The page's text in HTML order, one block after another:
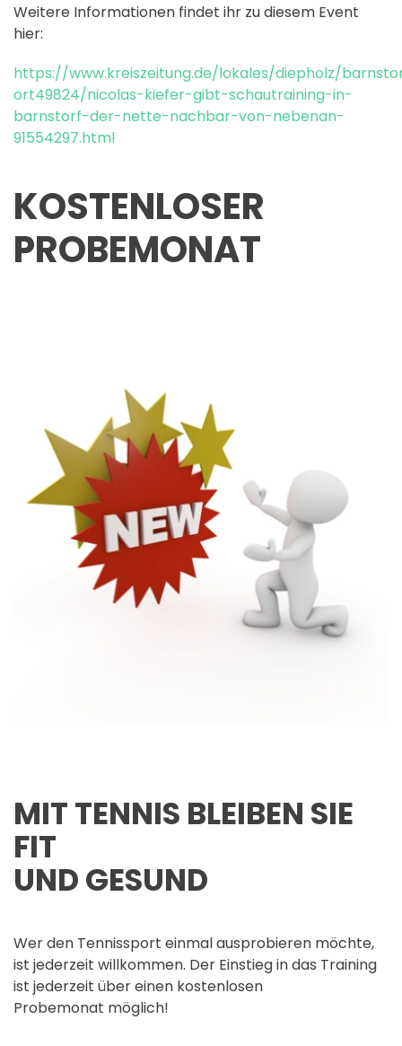
Weitere Informationen findet ihr zu diesem Event
hier:
https://www.kreiszeitung.de/lokales/diepholz/
ort49824/nicolas-kiefer-gibt-schautraining-in-
barnstorf-der-nette-nachbar-von-nebenan-
91554297.html
KOSTENLOSER
PROBEMONAT
MIT TENNIS BLEIBEN SIE
FIT
UND GESUND
Wer den Tennissport einmal ausprobieren möchte,
ist jederzeit willkommen. Der Einstieg in das Training
ist jederzeit über einen kostenlosen
Probemonat möglich!